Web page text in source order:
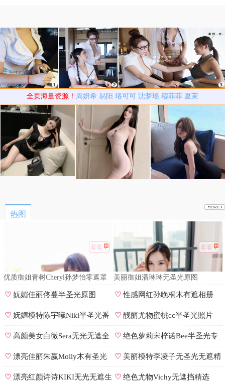
全页海量资源！ 周妍希 易阳 珞可可 沈梦瑶 穆菲菲 夏茉
热图
看看
优质御姐青树Cheryl孙梦怡零遮罩
看看
美丽御姐潘琳琳无圣光原图
♡妩媚佳丽佟蔓半圣光原图 ♡性感网红孙晚桐木有遮相册
♡妩媚模特陈宇曦Niki半圣光番
号
♡ 靓丽尤物蜜桃cc半圣光照片
♡高颜美女白微Sera无光无遮全
集
♡ 绝色萝莉宋梓诺Bee半圣光专
辑
♡漂亮佳丽朱赢Molly木有圣光
原图
♡ 美丽模特李凌子无圣光无遮精
选
♡漂亮红颜诗诗KIKI无光无遮生 ♡ 绝色尤物Vichy无遮挡精选